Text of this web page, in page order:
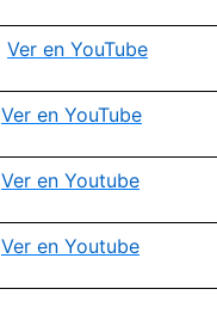
Ver en YouTube
Ver en YouTube
Ver en Youtube
Ver en Youtube